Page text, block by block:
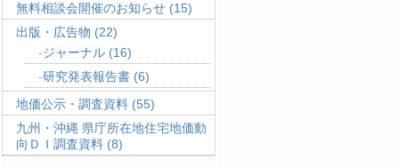
無料相談会開催のお知らせ (15)
出版・広告物 (22)
ジャーナル (16)
研究発表報告書 (6)
地価公示・調査資料 (55)
九州・沖縄 県庁所在地住宅地価動
向ＤＩ調査資料 (8)